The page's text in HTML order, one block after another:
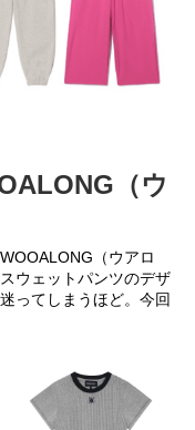
（ウ
（ウアロ
ウェットパンツのデザ
ってしまうほど。今回